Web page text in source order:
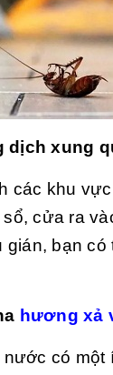
dịch xung
các khu
cửa ra
bạn
hương xả
có